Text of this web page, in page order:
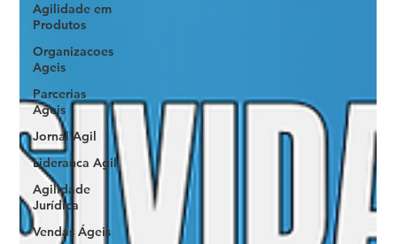
Agilidade em
Produtos
Organizacoes
Ageis
Parcerias
Ageis
Jornal Agil
Lideranca Agil
Agilidade
Jurídica
Vendas Ágeis